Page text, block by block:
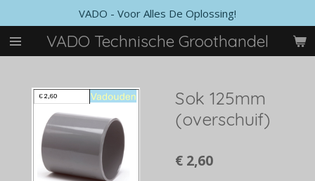
direct
naar
de
VADO Technische Groothandel
VADO - Voor Alles De Oplossing!
Sok 125mm
(overschuif)
€ 2,60